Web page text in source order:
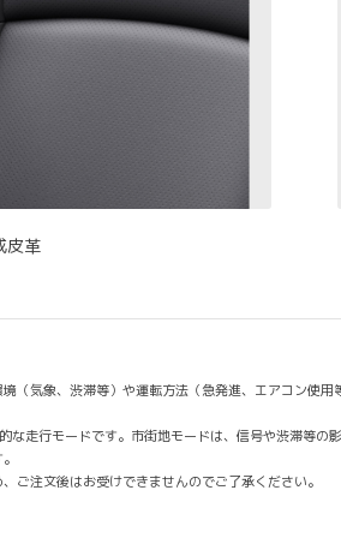
皮革
気象、渋滞等）や運転方法（急発進、エアコン使
走行モードです。市街地モードは、信号や渋滞等の
ご注文後はお受けできませんのでご了承ください。